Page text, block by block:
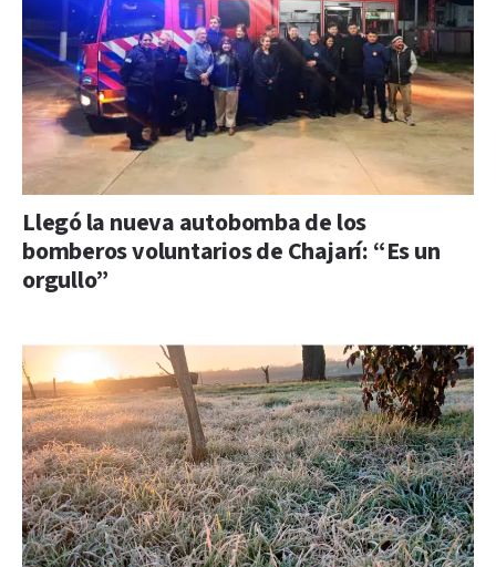
Llegó la nueva autobomba de los
bomberos voluntarios de Chajarí: “Es un
orgullo”